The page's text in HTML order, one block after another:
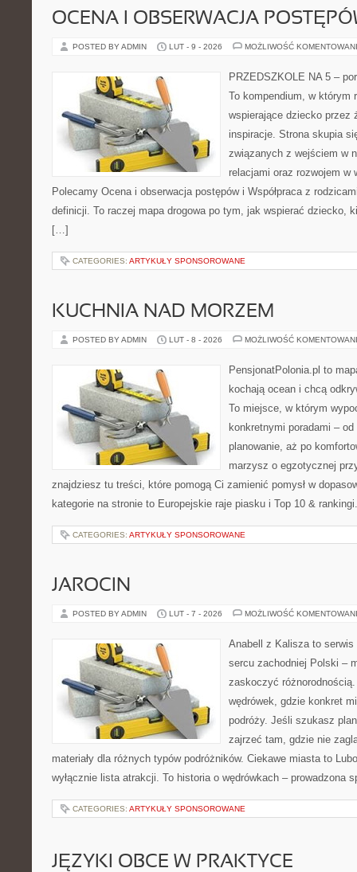
OCENA I OBSERWACJA
POSTED BY ADMIN LUT - 9 - 2026 MOŻLIWOŚĆ
PRZEDSZKOLE NA 5 –
To kompendium, w którym
wspierające dziecko przez
inspiracje. Strona skupia
związanych z wejściem w
relacjami oraz rozwojem w
Polecamy Ocena i obserwacja postępów i Współpraca z
definicji. To raczej mapa drogowa po tym, jak wspierać dziecko,
[…]
CATEGORIES: ARTYKUŁY SPONSOROWANE
KUCHNIA NAD MORZEM
POSTED BY ADMIN LUT - 8 - 2026 MOŻLIWOŚĆ
PensjonatPolonia.pl to
kochają ocean i chcą
To miejsce, w którym
konkretnymi poradami –
planowanie, aż po
marzysz o egzotycznej
znajdziesz tu treści, które pomogą Ci zamienić pomysł w
kategorie na stronie to Europejskie raje piasku i Top 10 &
CATEGORIES: ARTYKUŁY SPONSOROWANE
JAROCIN
POSTED BY ADMIN LUT - 7 - 2026 MOŻLIWOŚĆ
Anabell z Kalisza to
sercu zachodniej Polski –
zaskoczyć
wędrówek, gdzie konkret
podróży. Jeśli szukasz
zajrzeć tam, gdzie nie
materiały dla różnych typów podróżników. Ciekawe miasta to
wyłącznie lista atrakcji. To historia o wędrówkach – prowadzona
CATEGORIES: ARTYKUŁY SPONSOROWANE
JĘZYKI OBCE W PRAKTYCE